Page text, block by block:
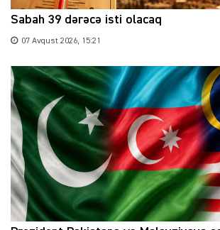
Sabah 39 dərəcə isti olacaq
07 Avqust 2026, 15:21